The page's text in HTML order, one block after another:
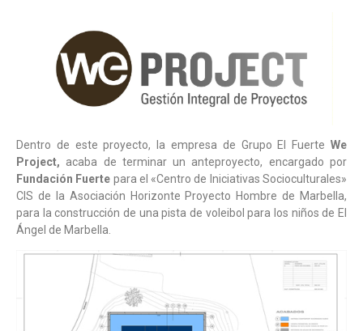
Dentro de este proyecto, la empresa de Grupo El Fuerte We
Project, acaba de terminar un anteproyecto, encargado por
Fundación Fuerte para el «Centro de Iniciativas Socioculturales»
CIS de la Asociación Horizonte Proyecto Hombre de Marbella,
para la construcción de una pista de voleibol para los niños de El
Ángel de Marbella.